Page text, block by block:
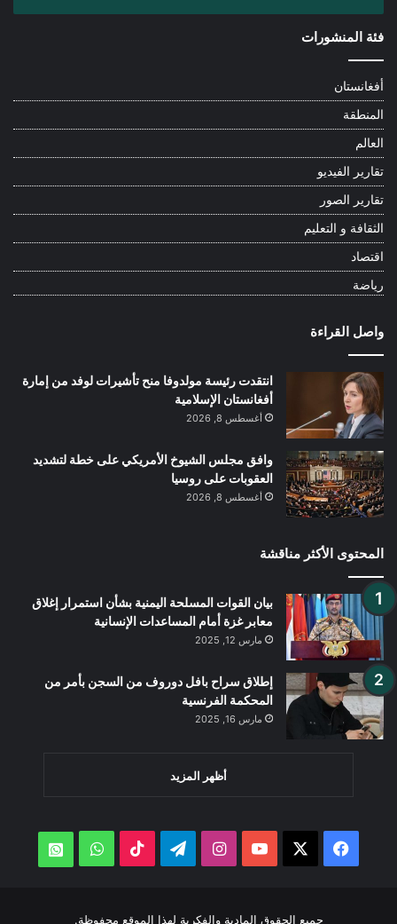
فئة المنشورات
أفغانستان
المنطقة
العالم
تقارير الفيديو
تقارير الصور
الثقافة و التعليم
اقتصاد
رياضة
واصل القراءة
انتقدت رئيسة مولدوفا منح تأشيرات لوفد من إمارة
أفغانستان الإسلامية
أغسطس 8, 2026
وافق مجلس الشيوخ الأمريكي على خطة لتشديد
العقوبات على روسيا
أغسطس 8, 2026
المحتوى الأكثر مناقشة
بيان القوات المسلحة اليمنية بشأن استمرار إغلاق
معابر غزة أمام المساعدات الإنسانية
مارس 12, 2025
إطلاق سراح بافل دوروف من السجن بأمر من
المحكمة الفرنسية
مارس 16, 2025
أظهر المزيد
فيسبوك ‫YouTubeانستقرامتيلقرام ‫TikTokواتساب
جميع الحقوق المادية والفكرية لهذا الموقع محفوظة.